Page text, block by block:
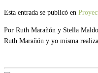
Esta entrada se publicó en
Por Ruth Marañón y Stella
Ruth Marañón y yo misma